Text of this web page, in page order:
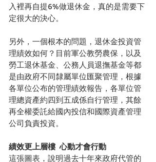
入裡再自提6%做退休金，真的是需要下
定很大的決心。
另外，一個根本的問題，退休金投資管
理績效如何？目前軍公教勞農保，以及
勞工退休基金、公務人員退撫基金等都
是由政府不同隸屬單位匯聚管理，根據
各單位公布的管理績效報告，各單位管
理總資產約四到五成係自行管理，其餘
再全權委託給國內投信和國際資產管理
公司負責投資。
績效更上層樓  心動才會行動
這張圖表，說明過去十年來政府代管的